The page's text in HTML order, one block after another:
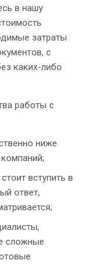
в нашу
затраты
с
каких-либо
работы с
ниже
вступить в
ответ,
сложные